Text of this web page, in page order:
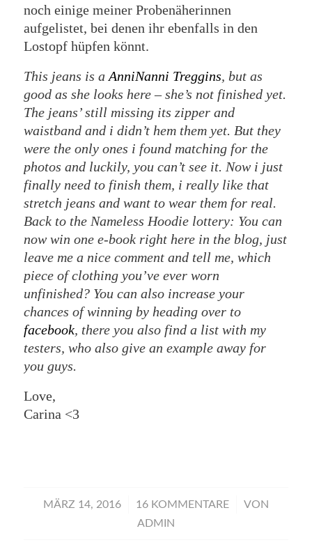
noch einige meiner Probenäherinnen
aufgelistet, bei denen ihr ebenfalls in den
Lostopf hüpfen könnt.
This jeans is a AnniNanni Treggins, but as
good as she looks here – she’s not finished yet.
The jeans’ still missing its zipper and
waistband and i didn’t hem them yet. But they
were the only ones i found matching for the
photos and luckily, you can’t see it. Now i just
finally need to finish them, i really like that
stretch jeans and want to wear them for real.
Back to the Nameless Hoodie lottery: You can
now win one e-book right here in the blog, just
leave me a nice comment and tell me, which
piece of clothing you’ve ever worn
unfinished? You can also increase your
chances of winning by heading over to
facebook, there you also find a list with my
testers, who also give an example away for
you guys.
Love,
Carina <3
MÄRZ 14, 2016
/ 16 KOMMENTARE
/
VON
ADMIN